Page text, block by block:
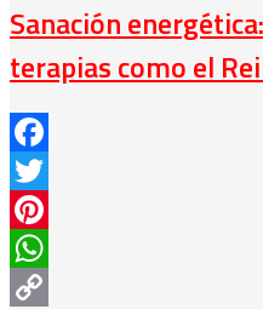
Sanación
terapias como el
Facebook
Twitter
Pinterest
WhatsApp